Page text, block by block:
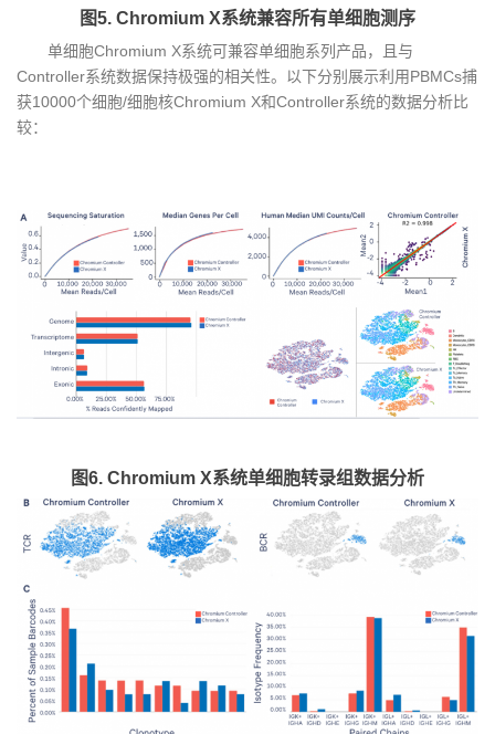
图5. Chromium X系统兼容所有单细胞测序
单细胞Chromium X系统可兼容单细胞系列产品，且与
Controller系统数据保持极强的相关性。以下分别展示利用PBMCs捕
获10000个细胞/细胞核Chromium X和Controller系统的数据分析比
较：
图6. Chromium X系统单细胞转录组数据分析